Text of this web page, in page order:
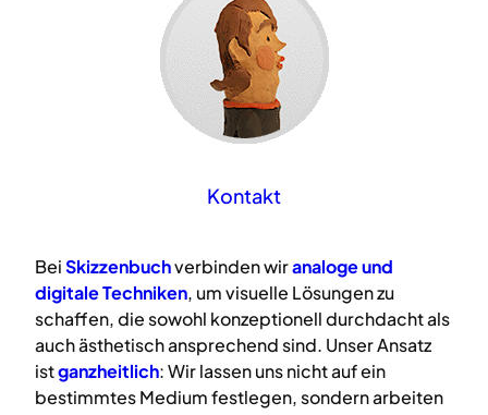
Kontakt
BeiSkizzenbuchverbinden wiranalogeund
digitaleTechniken, um visuelle Lösungen zu
schaffen, die sowohl konzeptionell durchdacht als
auch ästhetisch ansprechend sind. Unser Ansatz
istganzheitlich: Wir lassen uns nicht auf ein
bestimmtes Medium festlegen, sondern arbeiten